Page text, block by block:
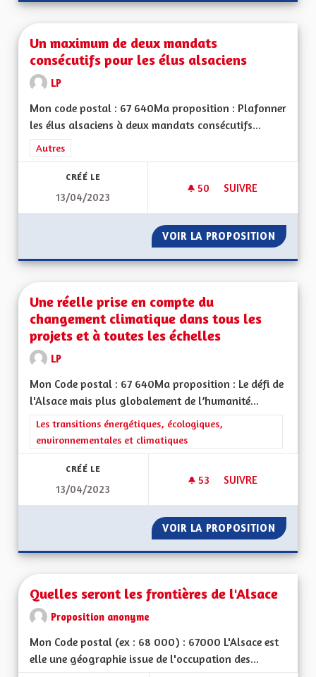
Un maximum de deux mandats
consécutifs pour les élus alsaciens
LP
Mon code postal : 67 640Ma proposition : Plafonner
les élus alsaciens à deux mandats consécutifs...
Filtrer les résultats de la catégorie : Autres
Autres
CRÉÉ LE
13/04/2023
50 50 ABONNÉS
SUIVRE
VOIR LA PROPOSITION UN
Une réelle prise en compte du
changement climatique dans tous les
projets et à toutes les échelles
LP
Mon Code postal : 67 640Ma proposition : Le défi de
l'Alsace mais plus globalement de l’humanité...
Filtrer les résultats de la catégorie : Les transitions
Les transitions énergétiques, écologiques,
environnementales et climatiques
CRÉÉ LE
13/04/2023
53 53 ABONNÉS
SUIVRE
VOIR LA PROPOSITION UNE
Quelles seront les frontières de l'Alsace
Proposition anonyme
Mon Code postal (ex : 68 000) : 67000 L'Alsace est
elle une géographie issue de l'occupation des...